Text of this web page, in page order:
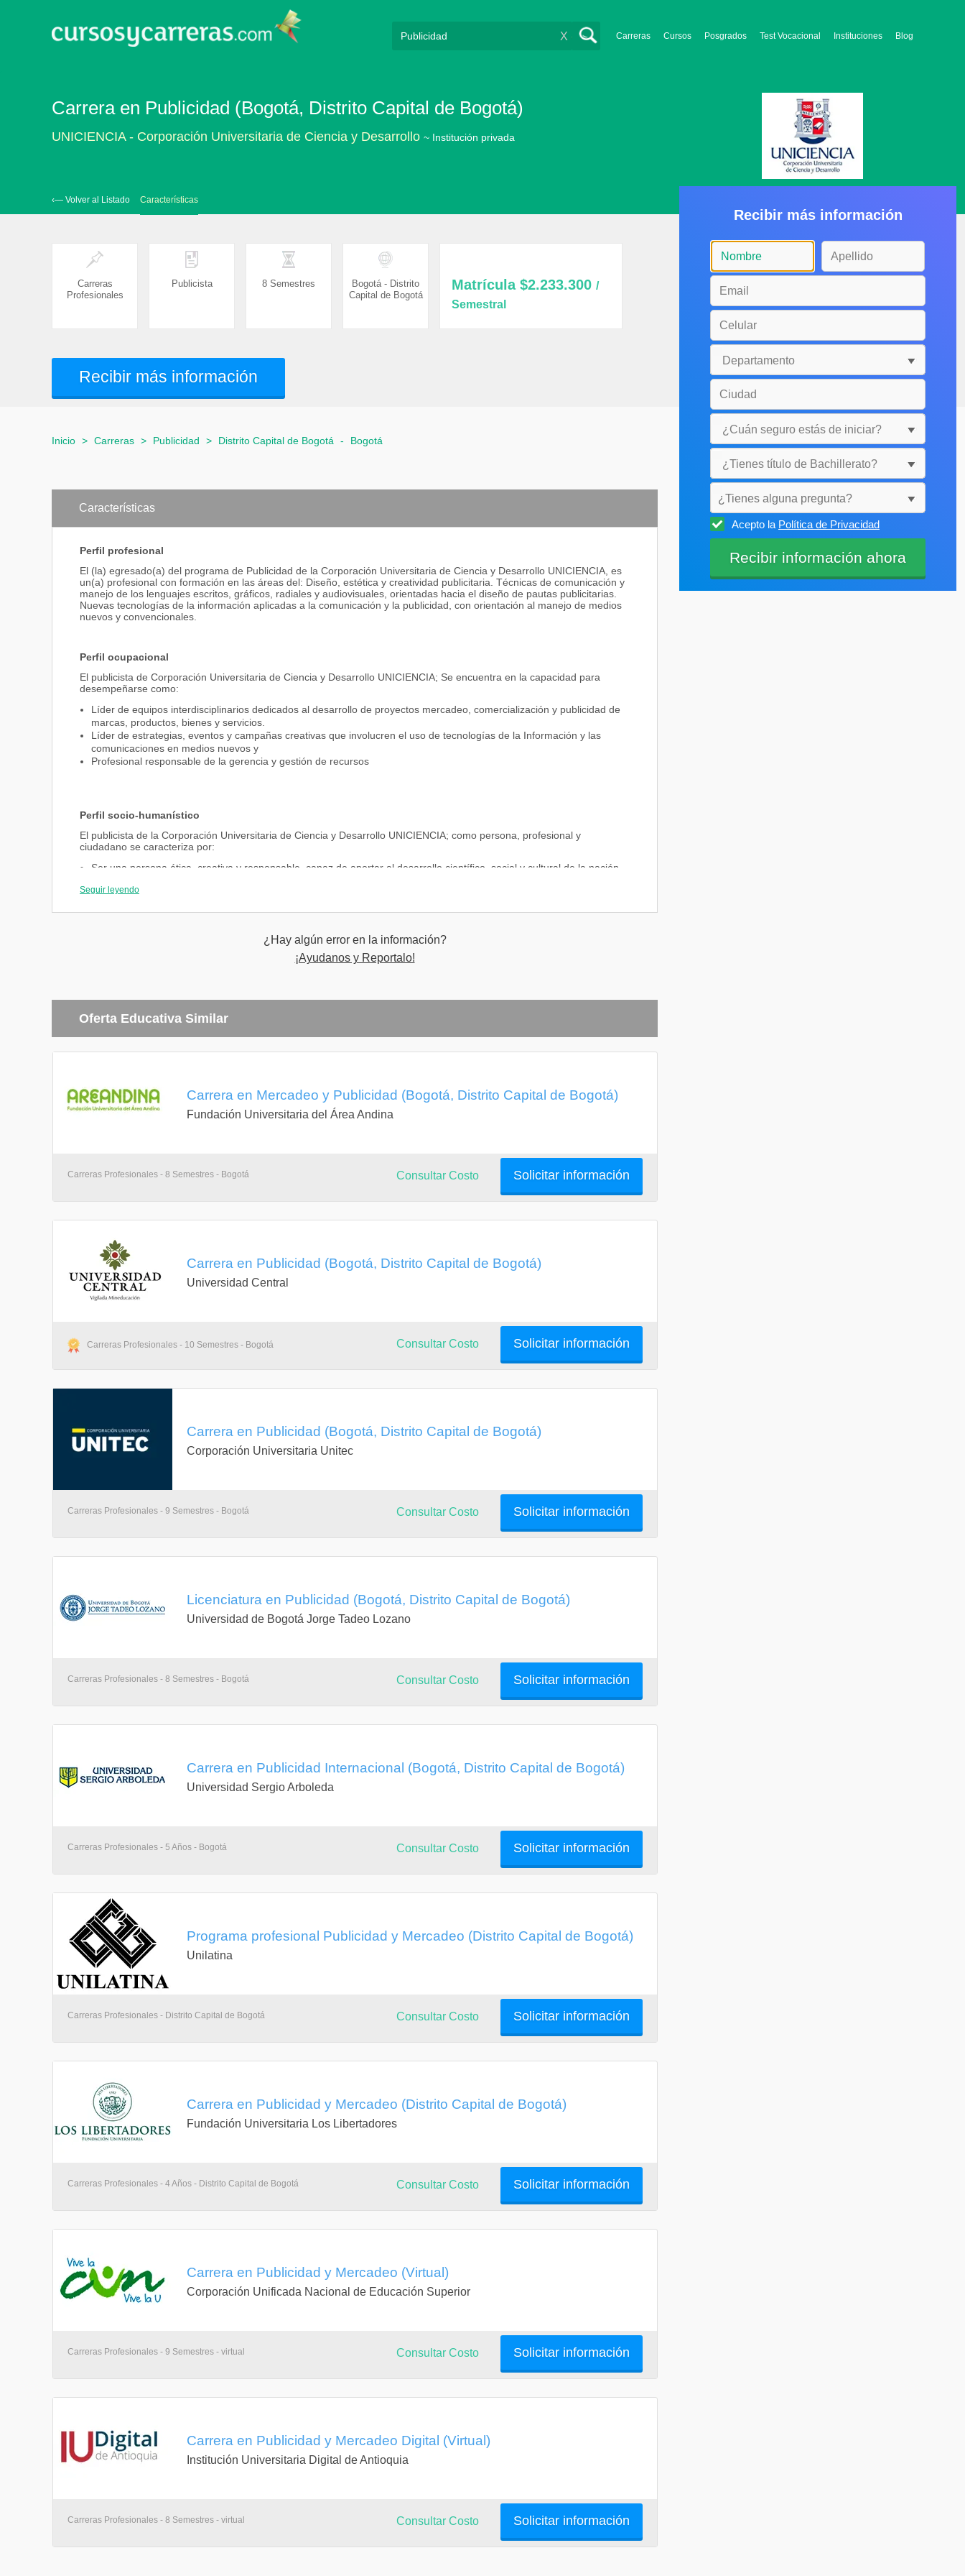
Carreras Cursos Posgrados Test Vocacional Instituciones Blog
X
Carrera en Publicidad (Bogotá, Distrito Capital de Bogotá)
UNICIENCIA - Corporación Universitaria de Ciencia y Desarrollo ~ Institución privada
‹— Volver al Listado Características
Carreras
Profesionales
Publicista 8 Semestres
Bogotá - Distrito
Capital de Bogotá
Matrícula $2.233.300 /
Semestral
Recibir más información
Inicio > Carreras > Publicidad > Distrito Capital de Bogotá - Bogotá
Características
Perfil profesional
El (la) egresado(a) del programa de Publicidad de la Corporación Universitaria de Ciencia y Desarrollo UNICIENCIA, es
un(a) profesional con formación en las áreas del: Diseño, estética y creatividad publicitaria. Técnicas de comunicación y
manejo de los lenguajes escritos, gráficos, radiales y audiovisuales, orientadas hacia el diseño de pautas publicitarias.
Nuevas tecnologías de la información aplicadas a la comunicación y la publicidad, con orientación al manejo de medios
nuevos y convencionales.
Perfil ocupacional
El publicista de Corporación Universitaria de Ciencia y Desarrollo UNICIENCIA; Se encuentra en la capacidad para
desempeñarse como:
Líder de equipos interdisciplinarios dedicados al desarrollo de proyectos mercadeo, comercialización y publicidad de
marcas, productos, bienes y servicios.
Líder de estrategias, eventos y campañas creativas que involucren el uso de tecnologías de la Información y las
comunicaciones en medios nuevos y
Profesional responsable de la gerencia y gestión de recursos
Perfil socio-humanístico
El publicista de la Corporación Universitaria de Ciencia y Desarrollo UNICIENCIA; como persona, profesional y
ciudadano se caracteriza por:
Ser una persona ética, creativa y responsable, capaz de aportar al desarrollo científico, social y cultural de la nación,
Ser un profesional idóneo con espíritu crítico, proactivo y emprendedor capaz de liderar procesos y reconocer
Seguir leyendo
¿Hay algún error en la información?
¡Ayudanos y Reportalo!
Oferta Educativa Similar
Carrera en Mercadeo y Publicidad (Bogotá, Distrito Capital de Bogotá)
Fundación Universitaria del Área Andina
Carreras Profesionales - 8 Semestres - Bogotá Solicitar información
Consultar Costo
Carrera en Publicidad (Bogotá, Distrito Capital de Bogotá)
Universidad Central
Carreras Profesionales - 10 Semestres - Bogotá Solicitar información
Consultar Costo
Carrera en Publicidad (Bogotá, Distrito Capital de Bogotá)
Corporación Universitaria Unitec
Carreras Profesionales - 9 Semestres - Bogotá Solicitar información
Consultar Costo
Licenciatura en Publicidad (Bogotá, Distrito Capital de Bogotá)
Universidad de Bogotá Jorge Tadeo Lozano
Carreras Profesionales - 8 Semestres - Bogotá Solicitar información
Consultar Costo
Carrera en Publicidad Internacional (Bogotá, Distrito Capital de Bogotá)
Universidad Sergio Arboleda
Carreras Profesionales - 5 Años - Bogotá Solicitar información
Consultar Costo
Programa profesional Publicidad y Mercadeo (Distrito Capital de Bogotá)
Unilatina
Carreras Profesionales - Distrito Capital de Bogotá Solicitar información
Consultar Costo
Carrera en Publicidad y Mercadeo (Distrito Capital de Bogotá)
Fundación Universitaria Los Libertadores
Carreras Profesionales - 4 Años - Distrito Capital de Bogotá Solicitar información
Consultar Costo
Carrera en Publicidad y Mercadeo (Virtual)
Corporación Unificada Nacional de Educación Superior
Carreras Profesionales - 9 Semestres - virtual Solicitar información
Consultar Costo
Carrera en Publicidad y Mercadeo Digital (Virtual)
Institución Universitaria Digital de Antioquia
Carreras Profesionales - 8 Semestres - virtual Solicitar información
Consultar Costo
Recibir más información
¿Tienes alguna pregunta?
Selecciónala
Acepto la Política de Privacidad